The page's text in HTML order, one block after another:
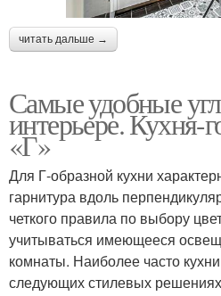
читать дальше →
Самые удобные
интерьере. Кухня-
«Г»
Для Г-образной кухни
гарнитура вдоль
четкого правила по выбору
учитываться имеющееся
комнаты. Наиболее часто
следующих стилевых